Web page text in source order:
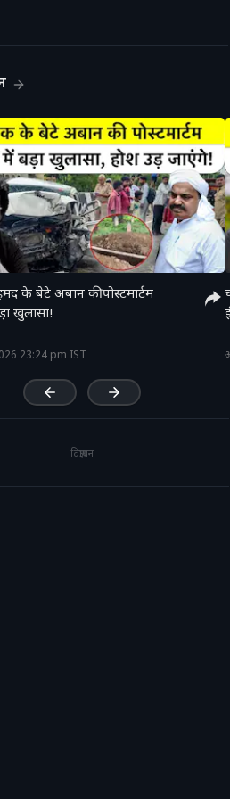
के बेटे अबान की पोस्टमार्टम
खुलासा!
23:24 pm IST
विज्ञापन